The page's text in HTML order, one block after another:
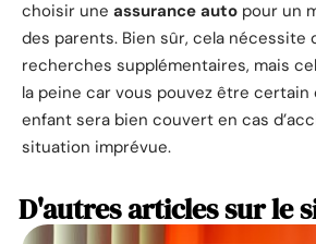
choisir une assurance auto pour un
des parents. Bien sûr, cela nécessite
recherches supplémentaires, mais
la peine car vous pouvez être certain
enfant sera bien couvert en cas
situation imprévue.
D'autres articles sur le